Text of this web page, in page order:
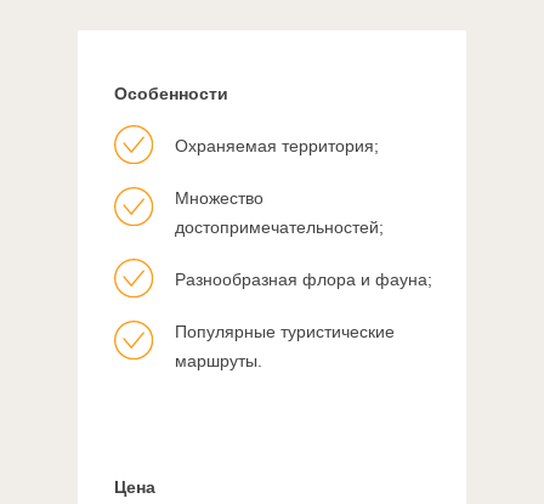
Особенности
Охраняемая территория;
Множество
достопримечательностей;
Разнообразная флора и фауна;
Популярные туристические
маршруты.
Цена